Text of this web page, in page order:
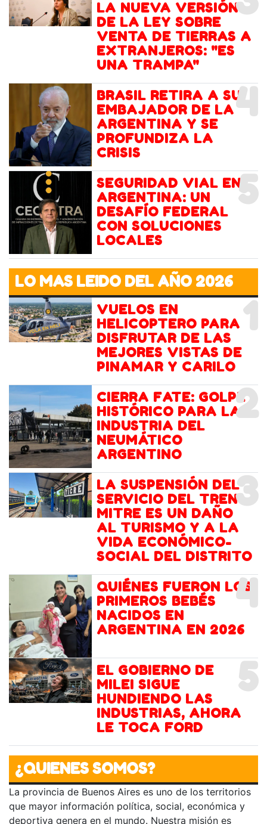
LA NUEVA VERSIÓN
DE LA LEY SOBRE
VENTA DE TIERRAS A
EXTRANJEROS: "ES
UNA TRAMPA"
4
BRASIL RETIRA A SU
EMBAJADOR DE LA
ARGENTINA Y SE
PROFUNDIZA LA
CRISIS
5
SEGURIDAD VIAL EN
ARGENTINA: UN
DESAFÍO FEDERAL
CON SOLUCIONES
LOCALES
LO MAS LEIDO DEL AÑO 2026
1
VUELOS EN
HELICOPTERO PARA
DISFRUTAR DE LAS
MEJORES VISTAS DE
PINAMAR Y CARILO
2
CIERRA FATE: GOLPE
HISTÓRICO PARA LA
INDUSTRIA DEL
NEUMÁTICO
ARGENTINO
3
LA SUSPENSIÓN DEL
SERVICIO DEL TREN
MITRE ES UN DAÑO
AL TURISMO Y A LA
VIDA ECONÓMICO-
SOCIAL DEL DISTRITO
4
QUIÉNES FUERON LOS
PRIMEROS BEBÉS
NACIDOS EN
ARGENTINA EN 2026
5
EL GOBIERNO DE
MILEI SIGUE
HUNDIENDO LAS
INDUSTRIAS, AHORA
LE TOCA FORD
¿QUIENES SOMOS?
La provincia de Buenos Aires es uno de los territorios
que mayor información política, social, económica y
deportiva genera en el mundo. Nuestra misión es